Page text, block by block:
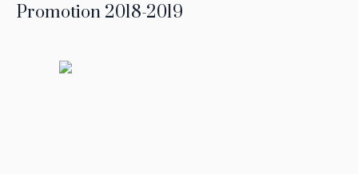
Promotion 2018-2019